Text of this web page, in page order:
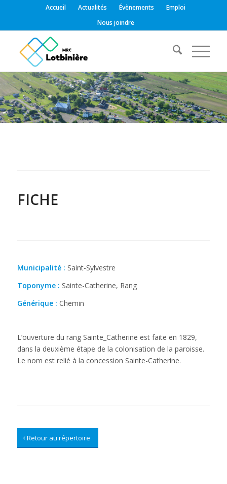
Accueil Actualités Évènements
Emploi
Nous joindre
FICHE
Municipalité : Saint-Sylvestre
Toponyme : Sainte-Catherine, Rang
Générique : Chemin
L’ouverture du rang Sainte_Catherine est faite en 1829,
dans la deuxième étape de la colonisation de la paroisse.
Le nom est relié à la concession Sainte-Catherine.
Retour au répertoire